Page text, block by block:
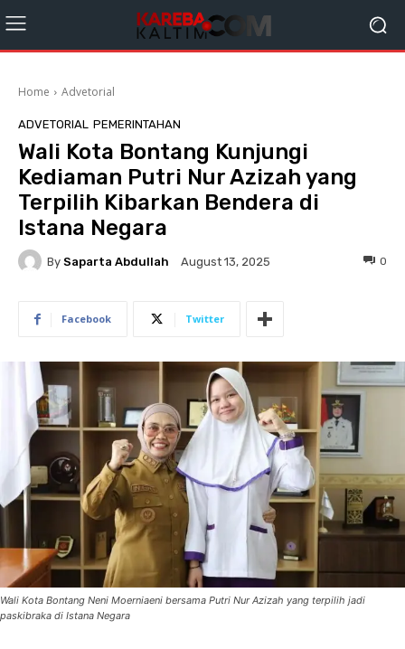
Home Advetorial
ADVETORIAL PEMERINTAHAN
Wali Kota Bontang Kunjungi
Kediaman Putri Nur Azizah yang
Terpilih Kibarkan Bendera di
Istana Negara
By Saparta Abdullah August 13, 2025 0
Facebook Twitter
Wali Kota Bontang Neni Moerniaeni bersama Putri Nur Azizah yang terpilih jadi
paskibraka di Istana Negara